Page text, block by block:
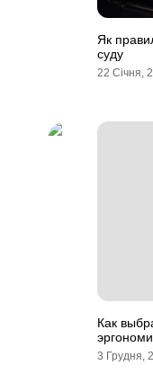
Як
суду
22 Січня,
Как
3 Грудня,